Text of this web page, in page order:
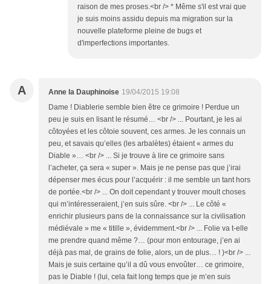
raison de mes proses.<br /> * Même s'il est vrai que
je suis moins assidu depuis ma migration sur la
nouvelle plateforme pleine de bugs et
d'imperfections importantes.
A Anne la Dauphinoise 19/04/2015 19:08
Dame ! Diablerie semble bien être ce grimoire ! Perdue un
peu je suis en lisant le résumé… <br /> ... Pourtant, je les ai
côtoyées et les côtoie souvent, ces armes. Je les connais un
peu, et savais qu’elles (les arbalètes) étaient « armes du
Diable »… <br /> ... Si je trouve à lire ce grimoire sans
l’acheter, ça sera « super ». Mais je ne pense pas que j’irai
dépenser mes écus pour l’acquérir : il me semble un tant hors
de portée.<br /> ... On doit cependant y trouver moult choses
qui m’intéresseraient, j’en suis sûre. <br /> ... Le côté «
enrichir plusieurs pans de la connaissance sur la civilisation
médiévale » me « titille », évidemment.<br /> ... Folie va t-elle
me prendre quand même ?… (pour mon entourage, j’en ai
déjà pas mal, de grains de folie, alors, un de plus… ! )<br /> ...
Mais je suis certaine qu’il a dû vous envoûter… ce grimoire,
pas le Diable ! (lui, cela fait long temps que je m’en suis